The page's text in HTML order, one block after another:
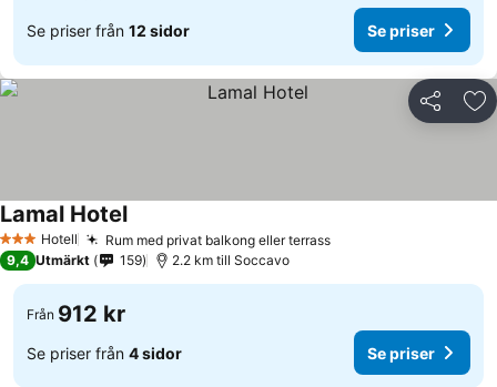
Se priser från 12 sidor Se priser
Dela
3 StjärnorHotell Rum med privat balkong eller terrassSe priser
Lamal HotelSe priser
9,4 Utmärkt 159 2.2 km till Soccavo
Från 912 kr
Se priser från 4 sidor Se priser